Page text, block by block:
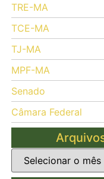
TRE-MA
TCE-MA
TJ-MA
MPF-MA
Senado
Câmara Federal